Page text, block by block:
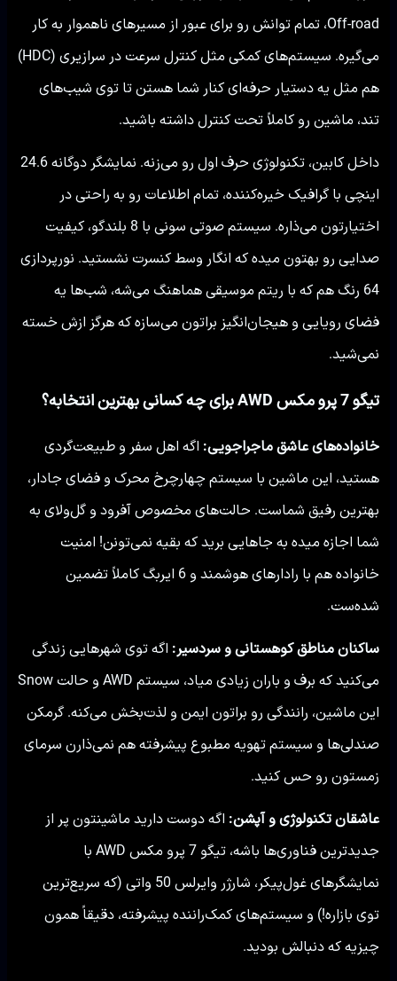
Off-road، تمام توانش رو برای عبور از مسیرهای ناهموار به کار
می‌گیره. سیستم‌های کمکی مثل کنترل سرعت در سرازیری (HDC)
هم مثل یه دستیار حرفه‌ای کنار شما هستن تا توی شیب‌های
تند، ماشین رو کاملاً تحت کنترل داشته باشید.
داخل کابین، تکنولوژی حرف اول رو می‌زنه. نمایشگر دوگانه 24.6
اینچی با گرافیک خیره‌کننده، تمام اطلاعات رو به راحتی در
اختیارتون می‌ذاره. سیستم صوتی سونی با 8 بلندگو، کیفیت
صدایی رو بهتون میده که انگار وسط کنسرت نشستید. نورپردازی
64 رنگ هم که با ریتم موسیقی هماهنگ می‌شه، شب‌ها یه
فضای رویایی و هیجان‌انگیز براتون می‌سازه که هرگز ازش خسته
نمی‌شید.
تیگو 7 پرو مکس AWD برای چه کسانی بهترین انتخابه؟
خانواده‌های عاشق ماجراجویی:اگه اهل سفر و طبیعت‌گردی
هستید، این ماشین با سیستم چهارچرخ محرک و فضای جادار،
بهترین رفیق شماست. حالت‌های مخصوص آفرود و گل‌ولای به
شما اجازه میده به جاهایی برید که بقیه نمی‌تونن! امنیت
خانواده هم با رادارهای هوشمند و 6 ایربگ کاملاً تضمین
شده‌ست.
ساکنان مناطق کوهستانی و سردسیر: اگه توی شهرهایی زندگی
می‌کنید که برف و باران زیادی میاد، سیستم AWD و حالت Snow
این ماشین، رانندگی رو براتون ایمن و لذت‌بخش می‌کنه. گرمکن
صندلی‌ها و سیستم تهویه مطبوع پیشرفته هم نمی‌ذارن سرمای
زمستون رو حس کنید.
عاشقان تکنولوژی و آپشن:اگه دوست دارید ماشینتون پر از
جدیدترین فناوری‌ها باشه، تیگو 7 پرو مکس AWD با
نمایشگرهای غول‌پیکر، شارژر وایرلس 50 واتی (که سریع‌ترین
توی بازاره!) و سیستم‌های کمک‌راننده پیشرفته، دقیقاً همون
چیزیه که دنبالش بودید.